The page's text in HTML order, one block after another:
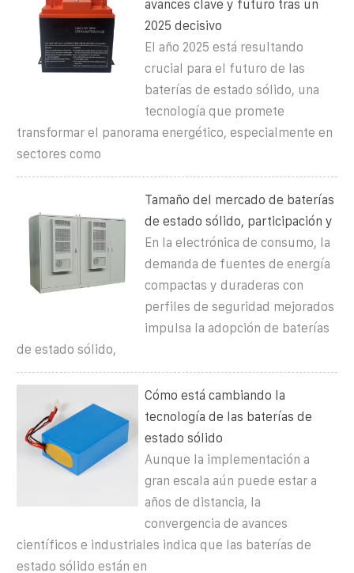
avances clave y futuro tras un
2025 decisivo
El año 2025 está resultando
crucial para el futuro de las
baterías de estado sólido, una
tecnología que promete
transformar el panorama energético, especialmente en
sectores como
Tamaño del mercado de baterías
de estado sólido, participación y
En la electrónica de consumo, la
demanda de fuentes de energía
compactas y duraderas con
perfiles de seguridad mejorados
impulsa la adopción de baterías
de estado sólido,
Cómo está cambiando la
tecnología de las baterías de
estado sólido
Aunque la implementación a
gran escala aún puede estar a
años de distancia, la
convergencia de avances
científicos e industriales indica que las baterías de
estado sólido están en